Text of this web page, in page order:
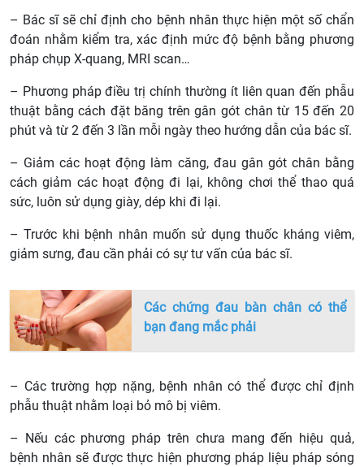
– Bác sĩ sẽ chỉ định cho bệnh nhân thực hiện một số chẩn
đoán nhằm kiểm tra, xác định mức độ bệnh bằng phương
pháp chụp X-quang, MRI scan…
– Phương pháp điều trị chính thường ít liên quan đến phẫu
thuật bằng cách đặt băng trên gân gót chân từ 15 đến 20
phút và từ 2 đến 3 lần mỗi ngày theo hướng dẫn của bác sĩ.
– Giảm các hoạt động làm căng, đau gân gót chân bằng
cách giảm các hoạt động đi lại, không chơi thể thao quá
sức, luôn sử dụng giày, dép khi đi lại.
– Trước khi bệnh nhân muốn sử dụng thuốc kháng viêm,
giảm sưng, đau cần phải có sự tư vấn của bác sĩ.
Các chứng đau bàn chân có thể
bạn đang mắc phải
– Các trường hợp nặng, bệnh nhân có thể được chỉ định
phẫu thuật nhằm loại bỏ mô bị viêm.
– Nếu các phương pháp trên chưa mang đến hiệu quả,
bệnh nhân sẽ được thực hiện phương pháp liệu pháp sóng